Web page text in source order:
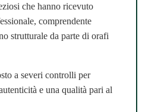
che hanno ricevuto
comprendente
strutturale da parte di orafi
a severi controlli per
e una qualità pari al